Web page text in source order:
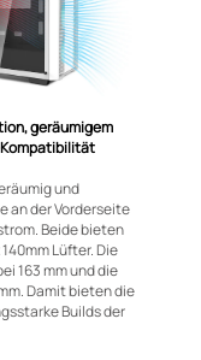
geräumigem
Kompatibilität
und
an der Vorderseite
Beide bieten
Lüfter. Die
163 mm und die
Damit bieten die
Builds der